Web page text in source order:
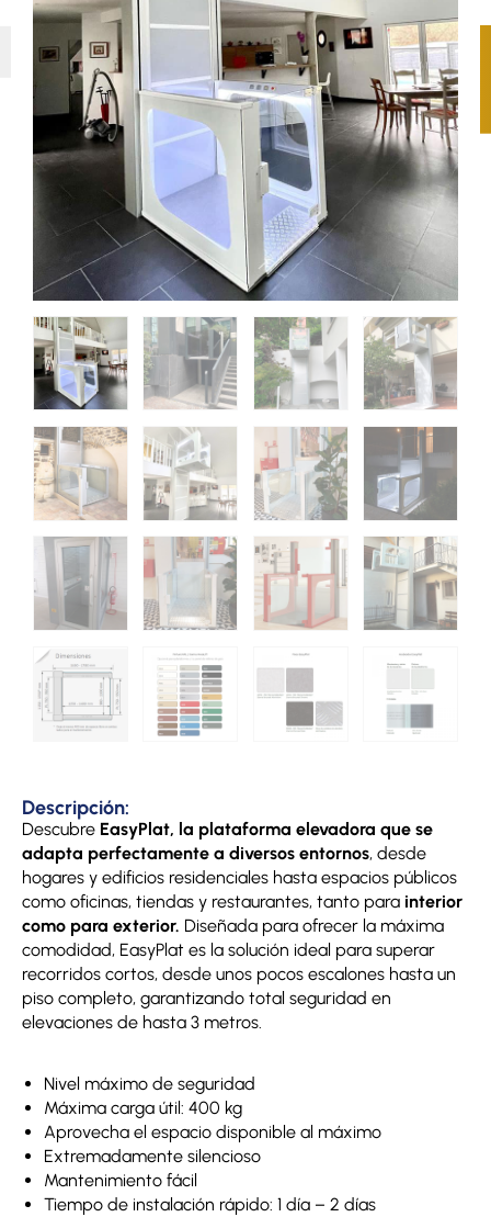
Descripción:
Descubre EasyPlat, la plataforma elevadora que se
adapta perfectamente a diversos entornos, desde
hogares y edificios residenciales hasta espacios públicos
como oficinas, tiendas y restaurantes, tanto para interior
como para exterior. Diseñada para ofrecer la máxima
comodidad, EasyPlat es la solución ideal para superar
recorridos cortos, desde unos pocos escalones hasta un
piso completo, garantizando total seguridad en
elevaciones de hasta 3 metros.
Nivel máximo de seguridad
Máxima carga útil: 400 kg
Aprovecha el espacio disponible al máximo
Extremadamente silencioso
Mantenimiento fácil
Tiempo de instalación rápido: 1 día – 2 días